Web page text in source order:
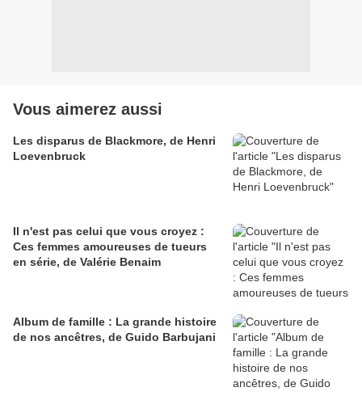
Vous aimerez aussi
Les disparus de Blackmore, de Henri
Loevenbruck
Il n'est pas celui que vous croyez :
Ces femmes amoureuses de tueurs
en série, de Valérie Benaim
Album de famille : La grande histoire
de nos ancêtres, de Guido Barbujani